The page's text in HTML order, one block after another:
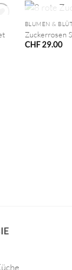
BLUMEN &
Zuckerrosen
CHF29.00